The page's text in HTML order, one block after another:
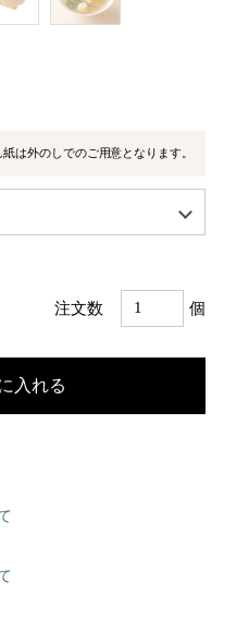
紙は外のしでのご用意となります。
注文数 個
入れる